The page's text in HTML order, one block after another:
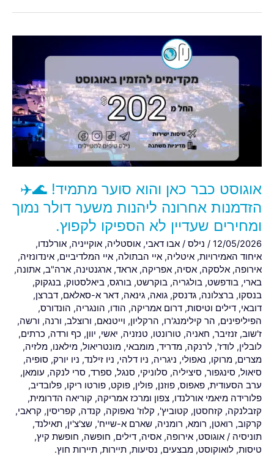
אוגוסט כבר כאן והוא סוער מתמיד! 🌊✈️
הזדמנות אחרונה ליהנות משער דולר נמוך
ומחירים שעדיין לא הספיקו לקפוץ.
12/05/2026
/נילס/אבו דאבי,אוסטליה,אוקייניה,אורלנדו,
איחוד האמירויות,איטליה,איי הבתולה,איי המלדיביים,אינדונזיה,
אירופה,אלסקה,אסיה,אפריקה,אראד,ארגנטינה,ארה"ב,אתונה,
בארי,בודפשט,בולגריה,בוקרשט,בורגס,ביאלסטוק,בנגקוק,
בנסקו,ברצלונה,גדנסק,גואה,גינאה,דאר א-סאלאם,דברצן,
דובאי,דילים וטיסות,דרום אמריקה,הודו,הונגריה,הונדורס,
הפיליפינים,הר קילימנג'רו,הרקליון,וייטנאם,ורוצלב,ורנה,ורשה,
ז'שוב,זנזיבר,חאניה,טורונטו,טנזניה,יאשי,יוון,כף ורדה,כרתים,
לובלין,לודז',לרנקה,מדריד,מומבאי,מונטריאול,מילאנו,מלזיה,
מצרים,מרוקו,נאפולי,ניגריה,ניו דלהי,ניו זילנד,ניו יורק,סופיה,
סיאול,סינגפור,סיציליה,סלוניקי,סנגל,ספרד,סרי לנקה,עומאן,
ערב הסעודית,פאפוס,פוזנן,פולין,פוקט,פורטו ריקו,פלובדיב,
פלורידה מיאמי אורלנדו,צפון ומרכז אמריקה,קוריאה הדרומית,
קזבלנקה,קזחסטן,קטוביץ',קלוז' נאפוקה,קנדה,קפריסין,קראבי,
קרקוב,רואטן,רומא,רומניה,שארם א-שייח',שצ'צ'ין,תאילנד,
תוניסיה/ אוגוסט,אירופה,אסיה,דילים,חופשה,חופשת קיץ,
טיסות,לואוקוסט,מבצעים,נסיעות,תיירות,תיירות חוץ.
והוא
הזדמנות
ליהנות
משער
נמוך
ומחירים
שעדיין
הספיקו
לקפוץ.